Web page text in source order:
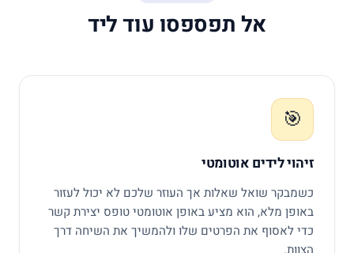
אל תפספסו עוד ליד
🎯
זיהוי לידים אוטומטי
כשמבקר שואל שאלות אך העוזר שלכם לא יכול לעזור
באופן מלא, הוא מציע באופן אוטומטי טופס יצירת קשר
כדי לאסוף את הפרטים שלו ולהמשיך את השיחה דרך